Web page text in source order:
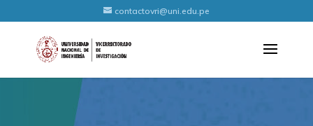
contactovri@uni.edu.pe